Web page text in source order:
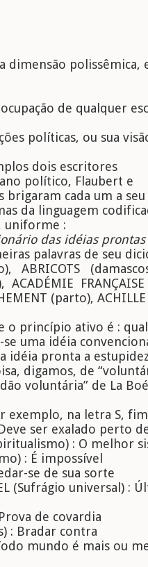
dimensão polissêmica,
de qualquer
políticas, ou sua
dois escritores
político, Flaubert e
brigaram cada um a
da linguagem
uniforme :
das idéias prontas
palavras de seu
ABRICOTS
ACADÉMIE
(parto),
o princípio ativo é :
uma idéia
idéia pronta a
digamos, de
voluntária” de La
exemplo, na letra S,
ser exalado perto
: O melhor
: É impossível
se de sua sorte
(Sufrágio universal) :
de covardia
: Bradar contra
mundo é mais ou